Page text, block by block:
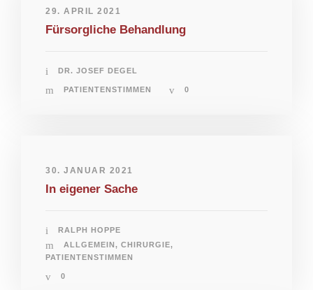
29. APRIL 2021
Fürsorgliche Behandlung
DR. JOSEF DEGEL
PATIENTENSTIMMEN 0
30. JANUAR 2021
In eigener Sache
RALPH HOPPE
ALLGEMEIN , CHIRURGIE,
PATIENTENSTIMMEN
0